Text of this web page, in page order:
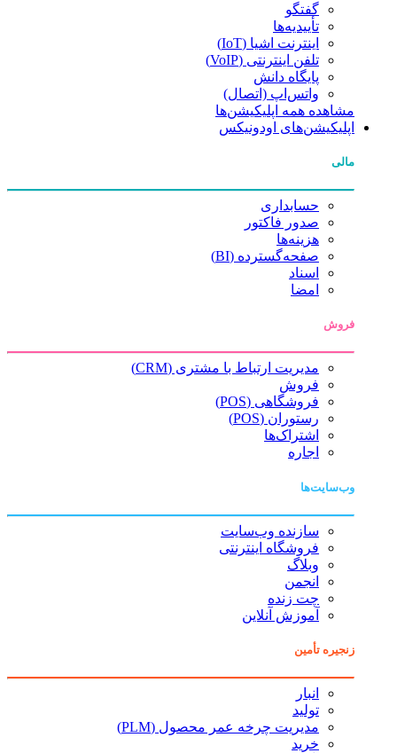
گفتگو
تأییدیه‌ها
اینترنت اشیا (IoT)
تلفن اینترنتی (VoIP)
پایگاه دانش
واتس‌اپ (اتصال)
مشاهده همه اپلیکیشن‌ها
اپلیکیشن‌های اودونیکس
مالی
حسابداری
صدور فاکتور
هزینه‌ها
صفحه‌گسترده (BI)
اسناد
امضا
فروش
مدیریت ارتباط با مشتری (CRM)
فروش
فروشگاهی (POS)
رستوران (POS)
اشتراک‌ها
اجاره
وب‌سایت‌ها
سازنده وب‌سایت
فروشگاه اینترنتی
وبلاگ
انجمن
چت زنده
آموزش آنلاین
زنجیره تأمین
انبار
تولید
مدیریت چرخه عمر محصول (PLM)
خرید